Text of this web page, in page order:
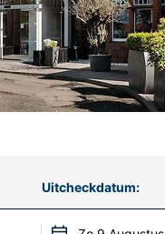
Uitcheckdatum: